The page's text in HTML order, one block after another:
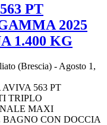
PT
2025
1.400 KG
(Brescia) - Agosto 1,
563 PT
TRIPLO
MAXI
CON DOCCIA